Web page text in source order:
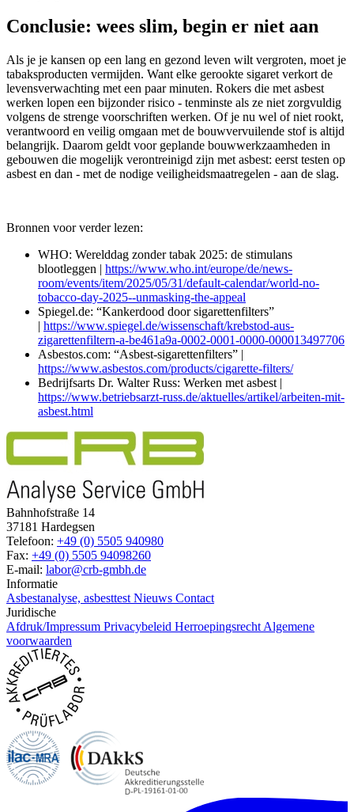
Conclusie: wees slim, begin er niet aan
Als je je kansen op een lang en gezond leven wilt vergroten, moet je
tabaksproducten vermijden. Want elke gerookte sigaret verkort de
levensverwachting met een paar minuten. Rokers die met asbest
werken lopen een bijzonder risico - tenminste als ze niet zorgvuldig
volgens de strenge voorschriften werken. Of je nu wel of niet rookt,
verantwoord en veilig omgaan met de bouwvervuilende stof is altijd
belangrijk. Daarom geldt voor geplande bouwwerkzaamheden in
gebouwen die mogelijk verontreinigd zijn met asbest: eerst testen op
asbest en dan - met de nodige veiligheidsmaatregelen - aan de slag.
Bronnen voor verder lezen:
WHO: Werelddag zonder tabak 2025: de stimulans
blootleggen | https://www.who.int/europe/de/news-
room/events/item/2025/05/31/default-calendar/world-no-
tobacco-day-2025--unmasking-the-appeal
Spiegel.de: “Kankerdood door sigarettenfilters”
| https://www.spiegel.de/wissenschaft/krebstod-aus-
zigarettenfiltern-a-be461a9a-0002-0001-0000-000013497706
Asbestos.com: “Asbest-sigarettenfilters” |
https://www.asbestos.com/products/cigarette-filters/
Bedrijfsarts Dr. Walter Russ: Werken met asbest |
https://www.betriebsarzt-russ.de/aktuelles/artikel/arbeiten-mit-
asbest.html
Bahnhofstraße 14
37181 Hardegsen
Telefoon: +49 (0) 5505 940980
Fax: +49 (0) 5505 94098260
E-mail: labor@crb-gmbh.de
Informatie
Asbestanalyse, asbesttest Nieuws Contact
Juridische
Afdruk/Impressum Privacybeleid Herroepingsrecht Algemene
voorwaarden